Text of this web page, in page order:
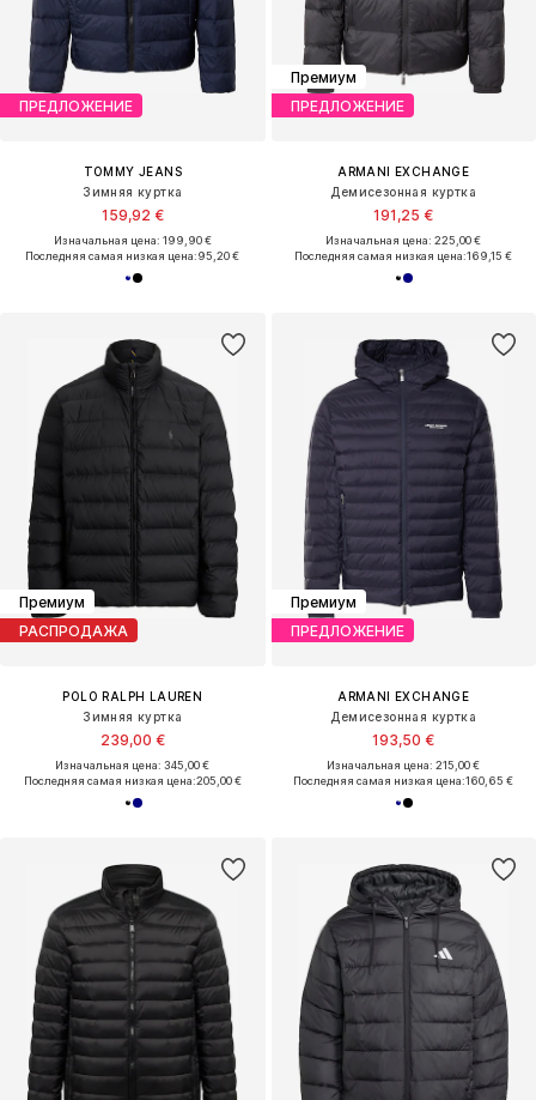
ПРЕДЛОЖЕНИЕ
TOMMY JEANS
Зимняя куртка
159,92 €
Изначальная цена: 199,90 €
Последняя самая низкая цена:95,20 €
Премиум
ПРЕДЛОЖЕНИЕ
ARMANI EXCHANGE
Демисезонная куртка
191,25 €
Изначальная цена: 225,00 €
Последняя самая низкая цена:169,15 €
Премиум
РАСПРОДАЖА
POLO RALPH LAUREN
Зимняя куртка
239,00 €
Изначальная цена: 345,00 €
Последняя самая низкая цена:205,00 €
Премиум
ПРЕДЛОЖЕНИЕ
ARMANI EXCHANGE
Демисезонная куртка
193,50 €
Изначальная цена: 215,00 €
Последняя самая низкая цена:160,65 €